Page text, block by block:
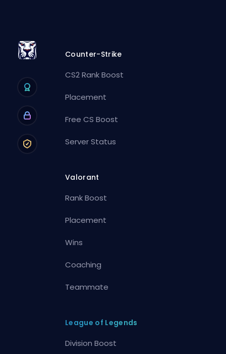
Counter-Strike
CS2 Rank Boost
Placement
Free CS Boost
Server Status
Valorant
Rank Boost
Placement
Wins
Coaching
Teammate
League of Legends
Division Boost